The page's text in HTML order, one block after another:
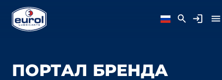
ПОРТАЛ БРЕНДА